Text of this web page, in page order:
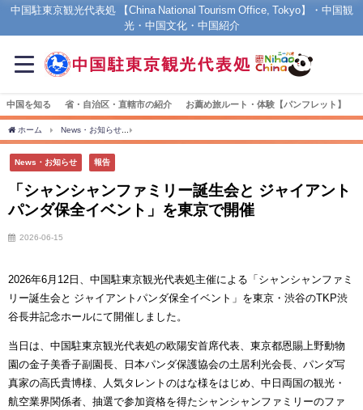
中国駐東京観光代表処 【China National Tourism Office, Tokyo】・中国観
光・中国文化・中国紹介
中国を知る 省・自治区・直轄市の紹介 お薦め旅ルート・体験【パンフレット】
ホーム News・お知らせ
News・お知らせ 報告
「シャンシャンファミリー誕生会と ジャイアント
パンダ保全イベント」を東京で開催
2026-06-15
2026年6月12日、中国駐東京観光代表処主催による「シャンシャンファミ
リー誕生会と ジャイアントパンダ保全イベント」を東京・渋谷のTKP渋
谷長井記念ホールにて開催しました。
当日は、中国駐東京観光代表処の欧陽安首席代表、東京都恩賜上野動物
園の金子美香子副園長、日本パンダ保護協会の土居利光会長、パンダ写
真家の高氏貴博様、人気タレントのはな様をはじめ、中日両国の観光・
航空業界関係者、抽選で参加資格を得たシャンシャンファミリーのファ